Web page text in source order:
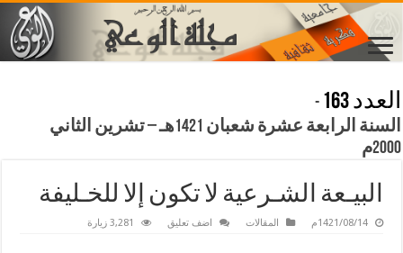
العدد 163
-
السنة الرابعة عشرة شعبان 1421هـ – تشرين الثاني
2000م
البيـعة الشـرعية لا تكون إلا للخـليفة
1421/08/14م المقالات اضف تعليق 3,281 زيارة